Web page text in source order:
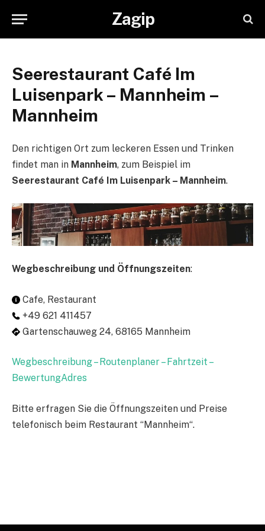
Zagip
Seerestaurant Café Im
Luisenpark – Mannheim –
Mannheim
Den richtigen Ort zum leckeren Essen und Trinken
findet man in Mannheim, zum Beispiel im
Seerestaurant Café Im Luisenpark – Mannheim.
Wegbeschreibung und Öffnungszeiten:
Cafe, Restaurant
+49 621 411457
Gartenschauweg 24, 68165 Mannheim
Wegbeschreibung – Routenplaner – Fahrtzeit –
BewertungAdres
Bitte erfragen Sie die Öffnungszeiten und Preise
telefonisch beim Restaurant “Mannheim“.